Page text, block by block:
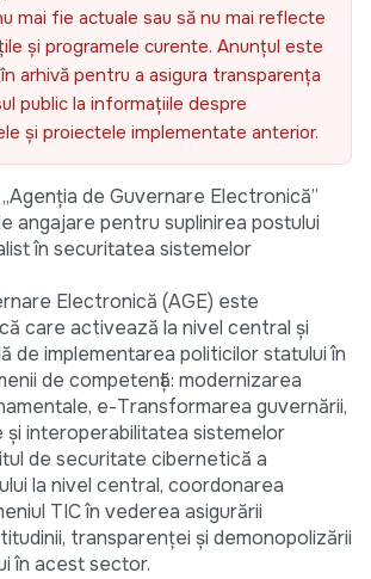
mai fie actuale sau să nu mai reflecte
și programele curente. Anunțul este
arhivă pentru a asigura transparența
public la informațiile despre
și proiectele implementate anterior.
de Guvernare Electronică”
angajare pentru suplinirea postului
în securitatea sistemelor
Electronică (AGE) este
care activează la nivel central și
de implementarea politicilor statului în
de competență: modernizarea
e-Transformarea guvernării,
și interoperabilitatea sistemelor
de securitate cibernetică a
la nivel central, coordonarea
TIC în vederea asigurării
transparenței și demonopolizării
în acest sector.